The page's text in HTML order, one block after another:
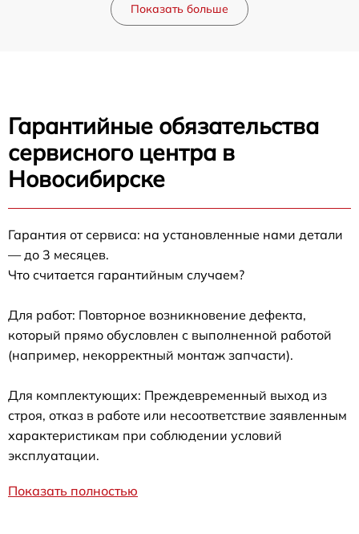
Показать больше
Гарантийные обязательства
сервисного центра в
Новосибирске
Гарантия от сервиса: на установленные нами детали
— до 3 месяцев.
Что считается гарантийным случаем?
Для работ: Повторное возникновение дефекта,
который прямо обусловлен с выполненной работой
(например, некорректный монтаж запчасти).
Для комплектующих: Преждевременный выход из
строя, отказ в работе или несоответствие заявленным
характеристикам при соблюдении условий
эксплуатации.
Показать полностью